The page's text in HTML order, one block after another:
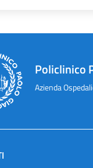
Policlinico
Azienda